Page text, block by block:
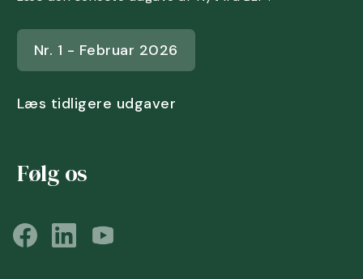
Nr. 1 - Februar 2026
Læs tidligere udgaver
Følg os